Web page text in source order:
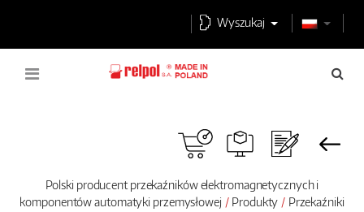
Wyszukaj
Polski producent przekaźników elektromagnetycznych i
komponentów automatyki przemysłowej
Produkty
Przekaźniki